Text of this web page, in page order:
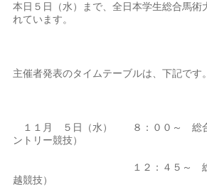
本日５日（水）まで、全日本学生総合馬
れています。
主催者発表のタイムテーブルは、下記です。
１１月 ５日（水） ８：００～ 総合
ントリー競技）
１２：４５～ 総合馬術
越競技）